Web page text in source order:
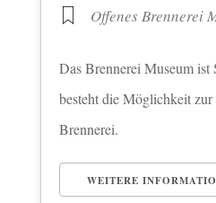
Offenes Brennerei
Das Brennerei Museum ist
besteht die Möglichkeit
Brennerei.
WEITERE